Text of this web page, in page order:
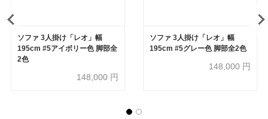
ソファ 3人掛け「レオ」幅
195cm #5アイボリー色 脚部全
2色
148,000 円
ソファ 3人掛け「レオ」幅
195cm #5グレー色 脚部全2色
148,000 円